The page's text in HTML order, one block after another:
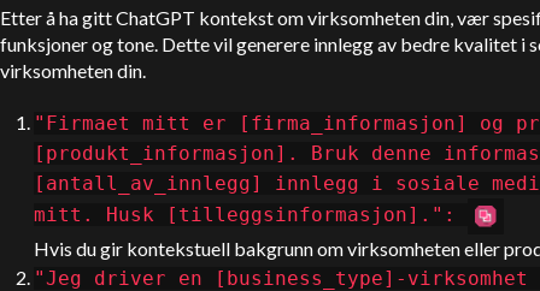
Etter å ha gittChatGPT kontekst om virksomheten din, vær
funksjoner og tone. Dette vil generere innlegg av bedre kvalitet i
virksomheten din.
"Firmaet mitt er [firma_informasjon] og
[produkt_informasjon]. Bruk denne
[antall_av_innlegg] innlegg i sosiale
mitt. Husk [tilleggsinformasjon].":
Hvis du gir kontekstuell bakgrunn om virksomheten eller
"Jeg driver en [business_type]-